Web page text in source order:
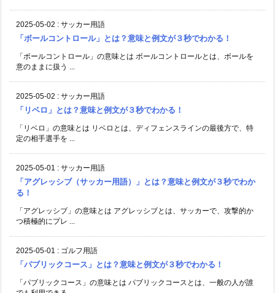
2025-05-02 : サッカー用語
「ボールコントロール」とは？意味と例文が３秒でわかる！
「ボールコントロール」の意味とは ボールコントロールとは、ボールを
意のままに扱う ...
2025-05-02 : サッカー用語
「リベロ」とは？意味と例文が３秒でわかる！
「リベロ」の意味とは リベロとは、ディフェンスラインの最後方で、特
定の相手選手を ...
2025-05-01 : サッカー用語
「アグレッシブ（サッカー用語）」とは？意味と例文が３秒でわか
る！
「アグレッシブ」の意味とは アグレッシブとは、サッカーで、攻撃的か
つ積極的にプレ ...
2025-05-01 : ゴルフ用語
「パブリックコース」とは？意味と例文が３秒でわかる！
「パブリックコース」の意味とは パブリックコースとは、一般の人が誰